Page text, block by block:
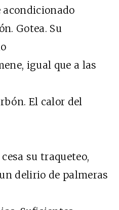
Gotea. Su
igual que a las
El calor del
su traqueteo,
delirio de palmeras